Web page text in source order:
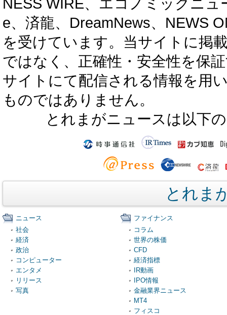
e、済龍、DreamNews、NEWS
を受けています。当サイトに掲
ではなく、正確性・安全性を保
サイトにて配信される情報を用
ものではありません。
とれまがニュースは以下
とれま
ニュース
社会
経済
政治
コンピューター
エンタメ
リリース
写真
ファイナンス
コラム
世界の株価
CFD
経済指標
IR動画
IPO情報
金融業界ニュース
MT4
フィスコ